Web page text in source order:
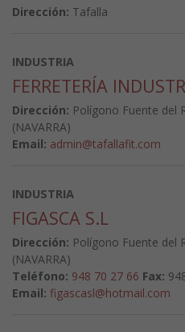
Dirección: Tafalla
INDUSTRIA
FERRETERÍA
Dirección: Polígono Fuente del
(NAVARRA)
Email: admin@tafallafit.com
INDUSTRIA
FIGASCA S.L
Dirección: Polígono Fuente del
(NAVARRA)
Teléfono: 948 70 27 66 Fax:
Email: figascasl@hotmail.com